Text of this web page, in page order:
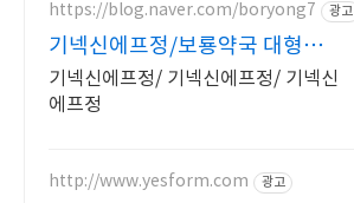
https://blog.naver.com/boryong7 광고
기넥신에프정/보룡약국 대형약
국/태릉입구,육사 근처
기넥신에프정/ 기넥신에프정/ 기넥신
에프정
http://www.yesform.com 광고